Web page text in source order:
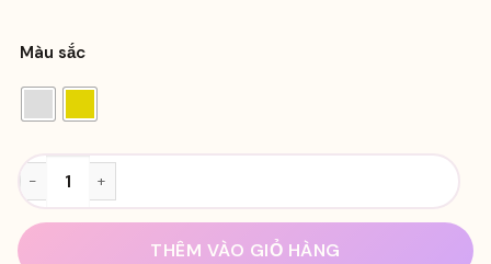
Màu sắc
Bóng chữ tên số lượng
THÊM VÀO GIỎ HÀNG